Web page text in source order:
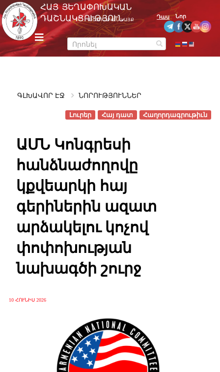
Skip
to
content
m
e
n
u
ՀԱՅ ՅԵՂԱՓՈԽԱԿԱՆ
ԴԱՇՆԱԿՑՈՒԹՅՈՒՆ
ՊԱՇՏՈՆԱԿԱՆ ԿԱՅՔ
Դաս Նոր
ԳԼԽԱՎՈՐ ԷՋ ՆՈՐՈՒԹՅՈՒՆՆԵՐ
Հաղորդագրութիւն
Հայ դատ
Լուրեր
ԱՄՆ Կոնգրեսի
հանձնաժողովը
կքվեարկի հայ
գերիներին ազատ
արձակելու կոչով
փոփոխության
նախագծի շուրջ
10 ՀՈՒՆԻՍ 2026